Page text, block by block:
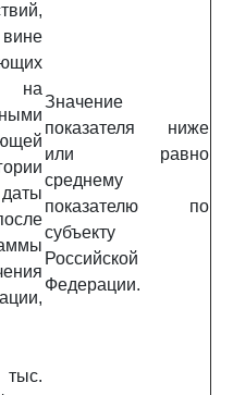
на
Значение
показателя ниже
или равно
среднему
показателю по
субъекту
Российской
Федерации.